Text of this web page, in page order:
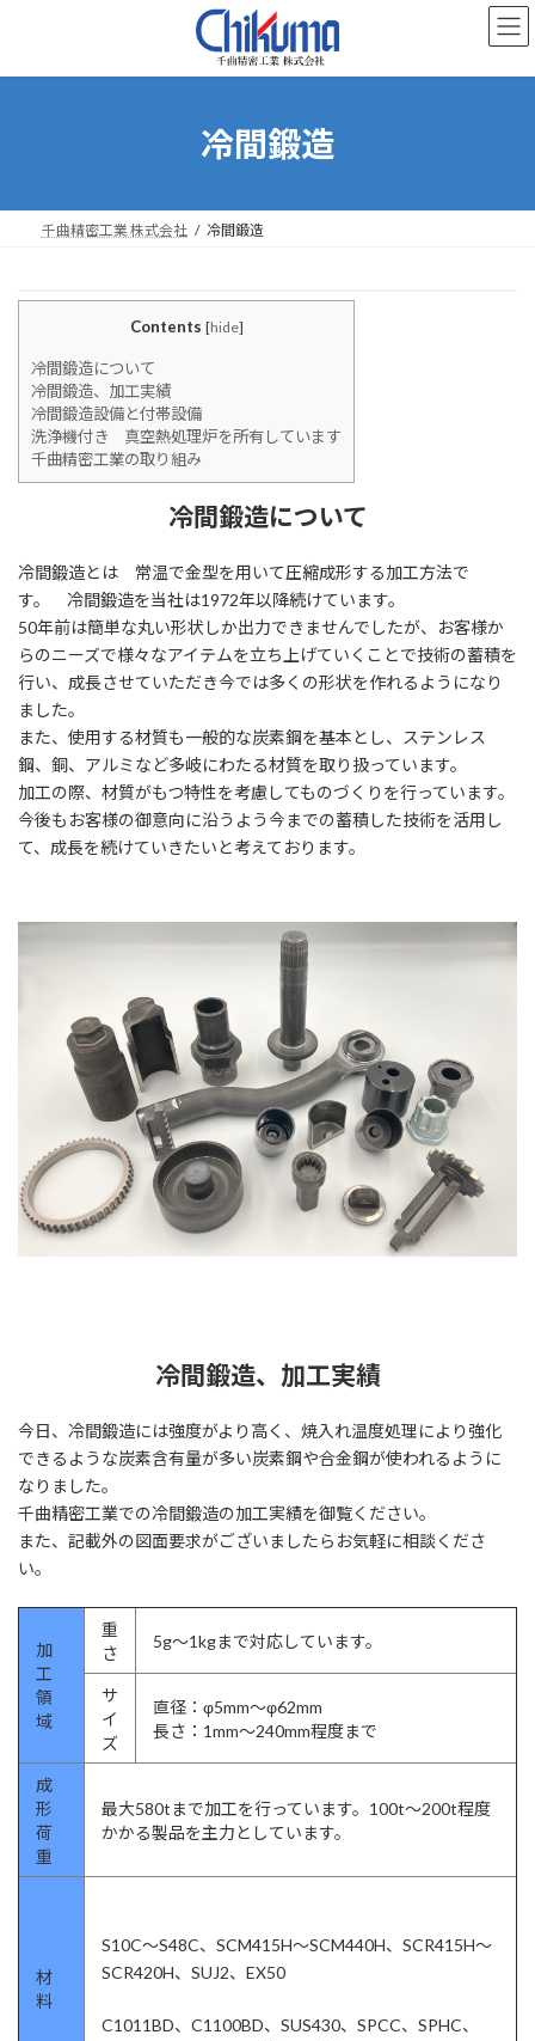
ン
ー
冷間鍛造
千曲精密工業 株式会社 冷間鍛造
Contents [hide]
冷間鍛造について
冷間鍛造、加工実績
冷間鍛造設備と付帯設備
洗浄機付き 真空熱処理炉を所有しています
千曲精密工業の取り組み
冷間鍛造について
冷間鍛造とは 常温で金型を用いて圧縮成形する加工方法で
す。 冷間鍛造を当社は1972年以降続けています。
50年前は簡単な丸い形状しか出力できませんでしたが、お客様か
らのニーズで様々なアイテムを立ち上げていくことで技術の蓄積を
行い、成長させていただき今では多くの形状を作れるようになり
ました。
また、使用する材質も一般的な炭素鋼を基本とし、ステンレス
鋼、銅、アルミなど多岐にわたる材質を取り扱っています。
加工の際、材質がもつ特性を考慮してものづくりを行っています。
今後もお客様の御意向に沿うよう今までの蓄積した技術を活用し
て、成長を続けていきたいと考えております。
冷間鍛造、加工実績
今日、冷間鍛造には強度がより高く、焼入れ温度処理により強化
できるような炭素含有量が多い炭素鋼や合金鋼が使われるように
なりました。
千曲精密工業での冷間鍛造の加工実績を御覧ください。
また、記載外の図面要求がございましたらお気軽に相談くださ
い。
加
工
領
域
重
さ
5g～1kgまで対応しています。
サ
イ
ズ
直径：φ5mm～φ62mm
長さ：1mm～240mm程度まで
成
形
荷
重
最大580tまで加工を行っています。100t～200t程度
かかる製品を主力としています。
材
料
S10C～S48C、SCM415H～SCM440H、SCR415H～
SCR420H、SUJ2、EX50
C1011BD、C1100BD、SUS430、SPCC、SPHC、